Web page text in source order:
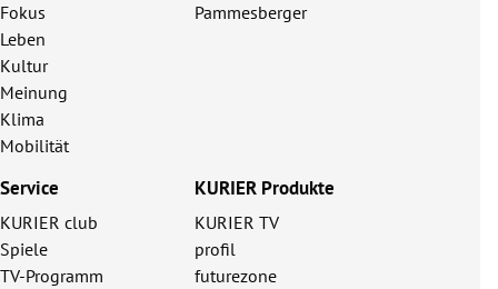
Fokus
Leben
Kultur
Meinung
Klima
Mobilität
Pammesberger
Service
KURIER club
Spiele
TV-Programm
KURIER Produkte
KURIER TV
profil
futurezone